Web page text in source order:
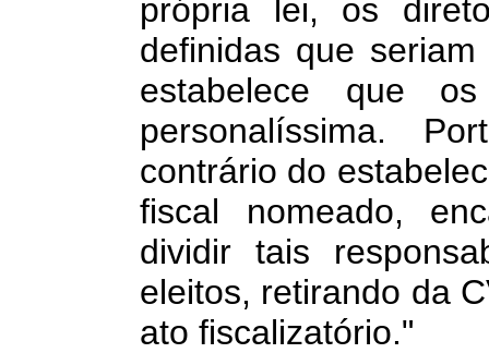
própria lei, os
definidas que
estabelece que
personalíssima.
contrário do
fiscal nomeado,
dividir tais
eleitos, retirando da
ato fiscalizatório."